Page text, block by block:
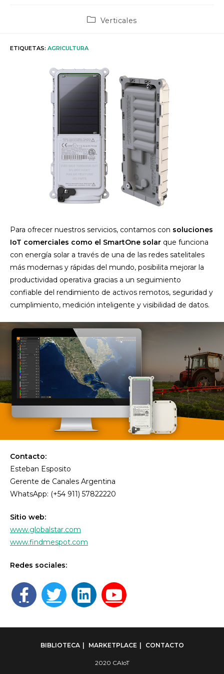
Categoría
entrada:
Verticales
ETIQUETAS: AGRICULTURA
Para ofrecer nuestros servicios, contamos con soluciones
IoT comerciales como el SmartOne solar que funciona
con energía solar a través de una de las redes satelitales
más modernas y rápidas del mundo, posibilita mejorar la
productividad operativa gracias a un seguimiento
confiable del rendimiento de activos remotos, seguridad y
cumplimiento, medición inteligente y visibilidad de datos.
Contacto:
Esteban Esposito
Gerente de Canales Argentina
WhatsApp: (+54 911) 57822220
Sitio web:
www.globalstar.com
www.findmespot.com
Redes sociales:
BIBLIOTECA MARKETPLACE CONTACTO
2020 CAIoT